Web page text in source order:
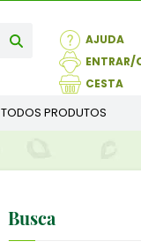
AJUDA
ENTRAR
CESTA
TODOS PRODUTOS
Busca